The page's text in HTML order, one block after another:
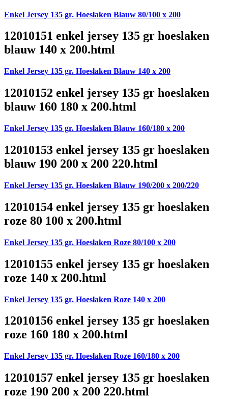
Enkel Jersey 135 gr. Hoeslaken Blauw 80/100 x 200
12010151 enkel jersey 135 gr hoeslaken
blauw 140 x 200.html
Enkel Jersey 135 gr. Hoeslaken Blauw 140 x 200
12010152 enkel jersey 135 gr hoeslaken
blauw 160 180 x 200.html
Enkel Jersey 135 gr. Hoeslaken Blauw 160/180 x 200
12010153 enkel jersey 135 gr hoeslaken
blauw 190 200 x 200 220.html
Enkel Jersey 135 gr. Hoeslaken Blauw 190/200 x 200/220
12010154 enkel jersey 135 gr hoeslaken
roze 80 100 x 200.html
Enkel Jersey 135 gr. Hoeslaken Roze 80/100 x 200
12010155 enkel jersey 135 gr hoeslaken
roze 140 x 200.html
Enkel Jersey 135 gr. Hoeslaken Roze 140 x 200
12010156 enkel jersey 135 gr hoeslaken
roze 160 180 x 200.html
Enkel Jersey 135 gr. Hoeslaken Roze 160/180 x 200
12010157 enkel jersey 135 gr hoeslaken
roze 190 200 x 200 220.html